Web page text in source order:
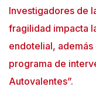
Investigadores de
fragilidad impacta
endotelial,
programa de
Autovalentes”.